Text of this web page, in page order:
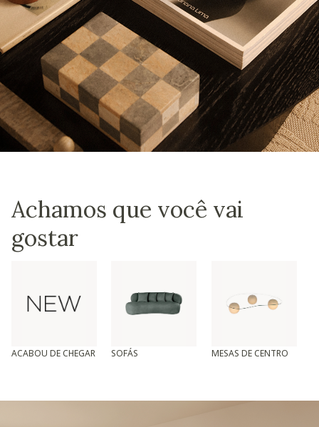
Achamos que você vai
gostar
ACABOU DE CHEGAR SOFÁS MESAS DE CENTRO